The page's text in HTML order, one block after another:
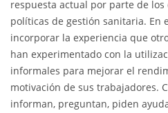
respuesta actual por parte de
políticas de gestión sanitaria. En
incorporar la experiencia que
han experimentado con la
informales para mejorar el
motivación de sus trabajadores.
informan, preguntan, piden